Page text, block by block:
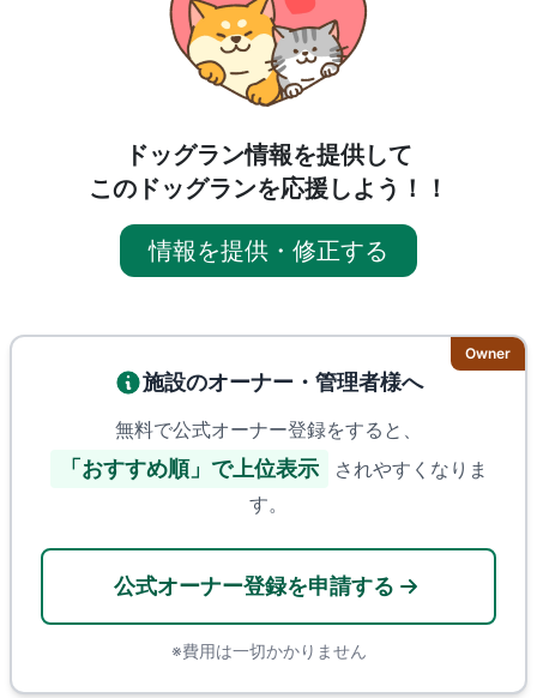
ドッグラン情報を提供して
このドッグランを応援しよう！！
情報を提供・修正する
Owner
施設のオーナー・管理者様へ
無料で公式オーナー登録をすると、
「おすすめ順」で上位表示
されやすくなりま
す。
公式オーナー登録を申請する
※費用は一切かかりません